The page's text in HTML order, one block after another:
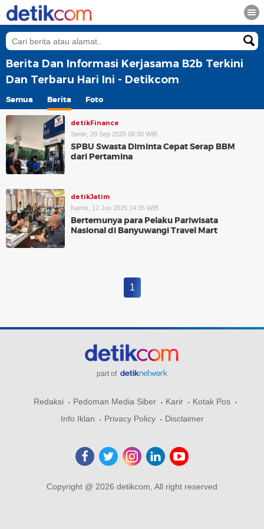
Berita Dan Informasi Kerjasama B2b Terkini
Dan Terbaru Hari Ini - Detikcom
Semua Berita Foto
detikFinance
Senin, 29 Sep 2025 06:30 WIB
SPBU Swasta Diminta Cepat Serap BBM
dari Pertamina
detikJatim
Kamis, 12 Jun 2025 14:35 WIB
Bertemunya para Pelaku Pariwisata
Nasional di Banyuwangi Travel Mart
1
part of
Redaksi Pedoman Media Siber Karir
Kotak Pos
Info Iklan
Privacy Policy Disclaimer
Copyright @ 2026 detikcom, All right reserved